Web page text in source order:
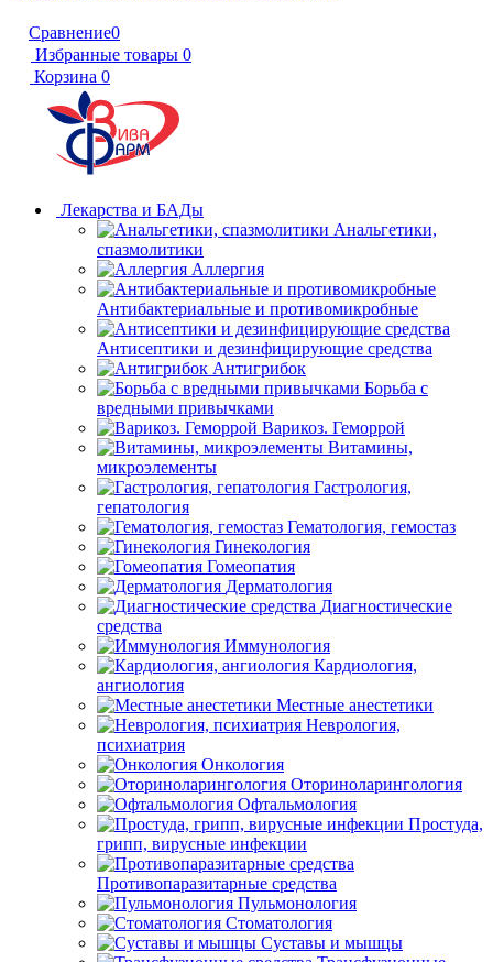
Сравнение0
Избранные товары 0
Корзина 0
Лекарства и БАДы
Анальгетики,
спазмолитики
Аллергия
Антибактериальные и противомикробные
Антисептики и дезинфицирующие средства
Антигрибок
Борьба с
вредными привычками
Варикоз. Геморрой
Витамины,
микроэлементы
Гастрология,
гепатология
Гематология, гемостаз
Гинекология
Гомеопатия
Дерматология
Диагностические
средства
Иммунология
Кардиология,
ангиология
Местные анестетики
Неврология,
психиатрия
Онкология
Оториноларингология
Офтальмология
Простуда,
грипп, вирусные инфекции
Противопаразитарные средства
Пульмонология
Стоматология
Суставы и мышцы